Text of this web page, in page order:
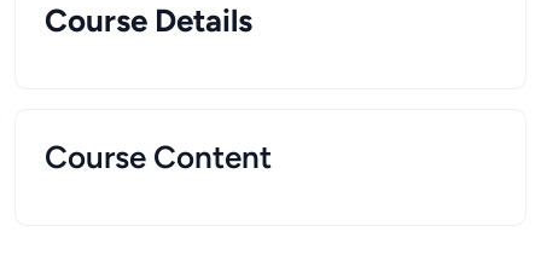
Course Details
Course Content